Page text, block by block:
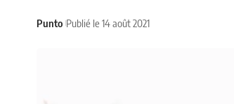
Punto Publié le 14 août 2021